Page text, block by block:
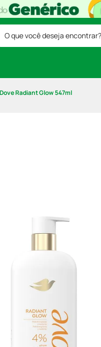
que você deseja encontrar?
Radiant Glow 547ml